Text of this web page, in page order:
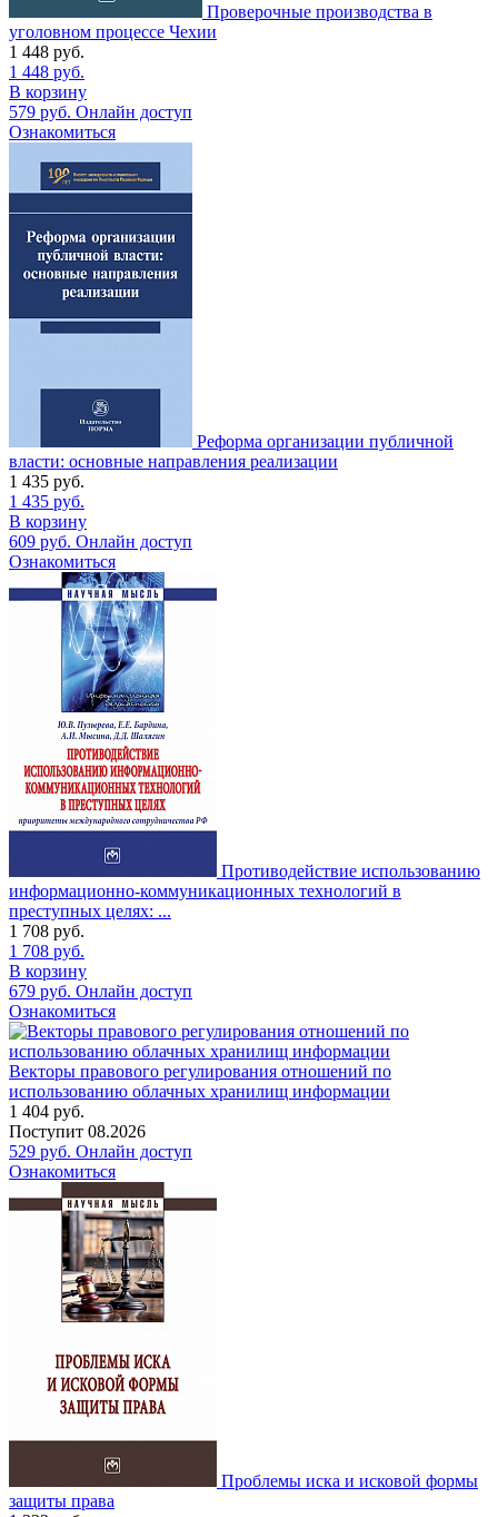
Проверочные производства в
уголовном процессе Чехии
1 448 руб.
1 448 руб.
В корзину
579 руб. Онлайн доступ
Ознакомиться
Реформа организации публичной
власти: основные направления реализации
1 435 руб.
1 435 руб.
В корзину
609 руб. Онлайн доступ
Ознакомиться
Противодействие использованию
информационно-коммуникационных технологий в
преступных целях: ...
1 708 руб.
1 708 руб.
В корзину
679 руб. Онлайн доступ
Ознакомиться
Векторы правового регулирования отношений по
использованию облачных хранилищ информации
1 404 руб.
Поступит 08.2026
529 руб. Онлайн доступ
Ознакомиться
Проблемы иска и исковой формы
защиты права